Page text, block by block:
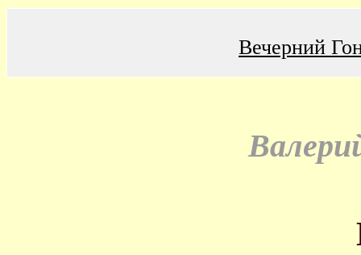
Вечерний